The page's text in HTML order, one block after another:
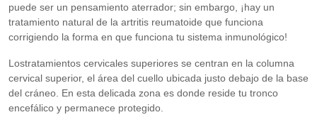
puede ser un pensamiento aterrador; sin embargo, ¡hay un
tratamiento natural de la artritis reumatoide que funciona
corrigiendo la forma en que funciona tu sistema inmunológico!
Lostratamientos cervicales superiores se centran en la columna
cervical superior, el área del cuello ubicada justo debajo de la base
del cráneo. En esta delicada zona es donde reside tu tronco
encefálico y permanece protegido.